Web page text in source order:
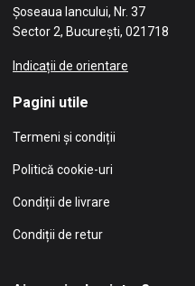
Șoseaua Iancului, Nr. 37
Sector 2, București, 021718
Indicații de orientare
Pagini utile
Termeni și condiții
Politică cookie-uri
Condiții de livrare
Condiții de retur